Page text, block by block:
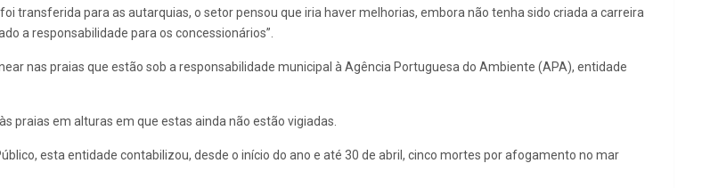
transferida para as autarquias, o setor pensou que iria haver melhorias, embora não tenha sido criada a carreira
a responsabilidade para os concessionários”.
nas praias que estão sob a responsabilidade municipal à Agência Portuguesa do Ambiente (APA), entidade
praias em alturas em que estas ainda não estão vigiadas.
esta entidade contabilizou, desde o início do ano e até 30 de abril, cinco mortes por afogamento no mar